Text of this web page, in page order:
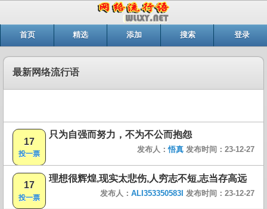
首页 精选 添加 搜索 登录
最新网络流行语
17
投一票
只为自强而努力，不为不公而抱怨
发布人：悟真 发布时间：23-12-27
17
投一票
理想很辉煌,现实太悲伤,人穷志不短,志当存高远
发布人： ALI353350583I 发布时间：23-12-27